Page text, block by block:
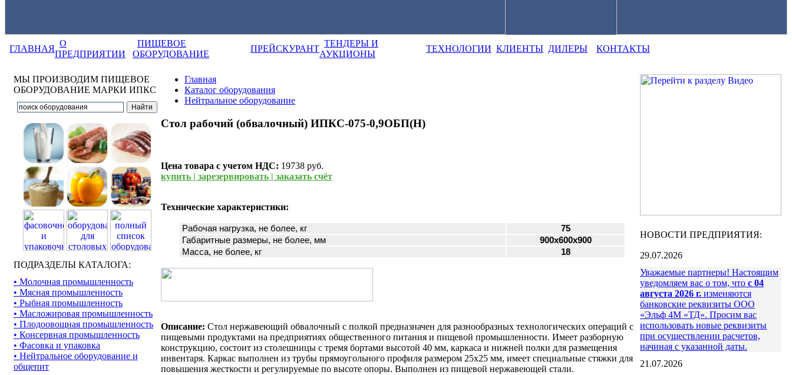
ГЛАВНАЯ
О
ПРЕДПРИЯТИИ
ПИЩЕВОЕ
ОБОРУДОВАНИЕ
ПРЕЙСКУРАНТ
ТЕНДЕРЫ И
АУКЦИОНЫ
ТЕХНОЛОГИИ КЛИЕНТЫ ДИЛЕРЫ КОНТАКТЫ
МЫ ПРОИЗВОДИМ ПИЩЕВОЕ
ОБОРУДОВАНИЕ МАРКИ ИПКС
ПОДРАЗДЕЛЫ КАТАЛОГА:
• Молочная промышленность
• Мясная промышленность
• Рыбная промышленность
• Масложировая промышленность
• Плодоовощная промышленность
• Консервная промышленность
• Фасовка и упаковка
• Нейтральное оборудование и
общепит
Главная
Каталог оборудования
Нейтральное оборудование
Стол рабочий (обвалочный) ИПКС-075-0,9ОБП(Н)
Цена товара с учетом НДС: 19738 руб.
купить | зарезервировать | заказать счёт
Технические характеристики:
Рабочая нагрузка, не более, кг
75
Габаритные размеры, не более, мм
900x600х900
Масса, не более, кг
18
Описание: Стол нержавеющий обвалочный с полкой предназначен для разнообразных технологических операций с
пищевыми продуктами на предприятиях общественного питания и пищевой промышленности. Имеет разборную
конструкцию, состоит из столешницы с тремя бортами высотой 40 мм, каркаса и нижней полки для размещения
инвентаря. Каркас выполнен из трубы прямоугольного профиля размером 25х25 мм, имеет специальные стяжки для
повышения жесткости и регулируемые по высоте опоры. Выполнен из пищевой нержавеющей стали.
НОВОСТИ ПРЕДПРИЯТИЯ:
29.07.2026
Уважаемые партнеры! Настоящим
уведомляем вас о том, что с 04
августа 2026 г. изменяются
банковские реквизиты ООО
«Эльф 4М «ТД». Просим вас
использовать новые реквизиты
при осуществлении расчетов,
начиная с указанной даты.
21.07.2026